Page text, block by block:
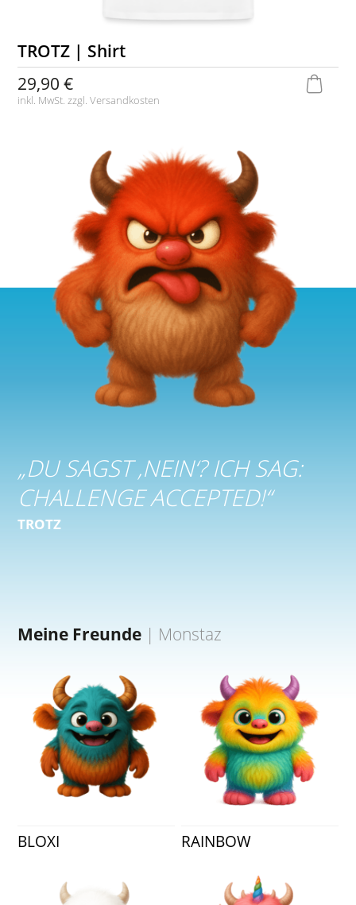
TROTZ | Shirt
29,90 €
inkl. MwSt. zzgl.Versandkosten
„DU SAGST ‚NEIN‘? ICH SAG:
CHALLENGE ACCEPTED!“
TROTZ
Meine Freunde | Monstaz
BLOXI RAINBOW